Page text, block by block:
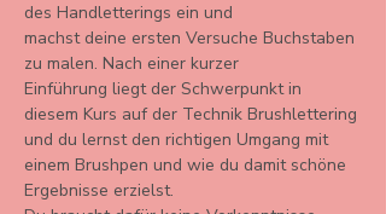
des Handletterings ein und
machst deine ersten Versuche Buchstaben
zu malen. Nach einer kurzer
Einführung liegt der Schwerpunkt in
diesem Kurs auf der Technik Brushlettering
und du lernst den richtigen Umgang mit
einem Brushpen und wie du damit schöne
Ergebnisse erzielst.